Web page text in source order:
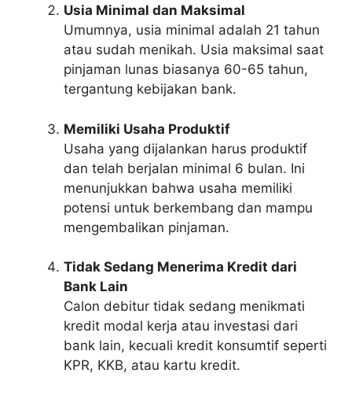
Usia Minimal dan Maksimal
Umumnya, usia minimal adalah 21 tahun
atau sudah menikah. Usia maksimal saat
pinjaman lunas biasanya 60-65 tahun,
tergantung kebijakan bank.
Memiliki Usaha Produktif
Usaha yang dijalankan harus produktif
dan telah berjalan minimal 6 bulan. Ini
menunjukkan bahwa usaha memiliki
potensi untuk berkembang dan mampu
mengembalikan pinjaman.
Tidak Sedang Menerima Kredit dari
Bank Lain
Calon debitur tidak sedang menikmati
kredit modal kerja atau investasi dari
bank lain, kecuali kredit konsumtif seperti
KPR, KKB, atau kartu kredit.